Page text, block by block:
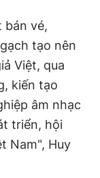
bán vé,
tạo nên
Việt, qua
kiến tạo
âm nhạc
triển, hội
Nam", Huy